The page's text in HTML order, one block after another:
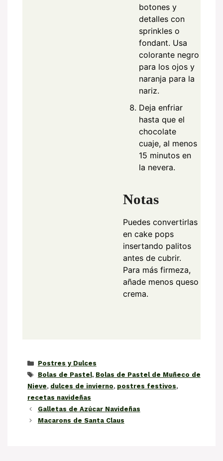
botones y
detalles con
sprinkles o
fondant. Usa
colorante negro
para los ojos y
naranja para la
nariz.
Deja enfriar
hasta que el
chocolate
cuaje, al menos
15 minutos en
la nevera.
Notas
Puedes convertirlas
en cake pops
insertando palitos
antes de cubrir.
Para más firmeza,
añade menos queso
crema.
Categorías
Postres y Dulces
Etiquetas
Bolas de Pastel, Bolas de Pastel de Muñeco de
Nieve, dulces de invierno, postres festivos,
recetas navideñas
Galletas de Azúcar Navideñas
Macarons de Santa Claus